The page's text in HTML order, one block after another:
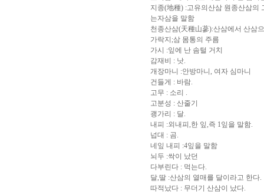
지종(地種) :고유의산삼 원종산삼의
는자삼을 말함
천종산삼(天種山蔘):산삼에서 산삼
가락지;삼 몸통의 주름
가시 :잎에 난 솜털 거치
감재비 : 낫.
개장마니 :안방마니, 여자 심마니
건들게 : 바람.
고무 : 소리 .
고분성 : 산줄기
괭가리 : 달.
내피 :외내피,한 잎,즉 1잎을 말함.
넙대 : 곰.
네잎 내피 :4잎을 말함
뇌두 :싹이 났던
다부린다 : 먹는다.
달,딸 :산삼의 열매를 달이라고 한다.
따적났다 : 무더기 산삼이 났다.